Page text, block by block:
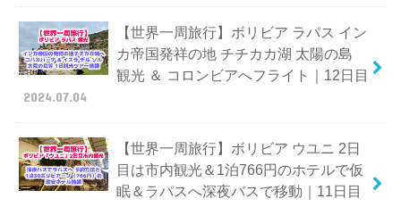
【世界一周旅行】ボリビア ラパス イン
カ帝国発祥の地 チチカカ湖 太陽の島
観光 ＆ コロンビアへフライト｜12日目
2024.07.04
【世界一周旅行】ボリビア ウユニ 2日
目は市内観光＆1泊766円のホテルで仮
眠＆ラパスへ深夜バスで移動｜11日目